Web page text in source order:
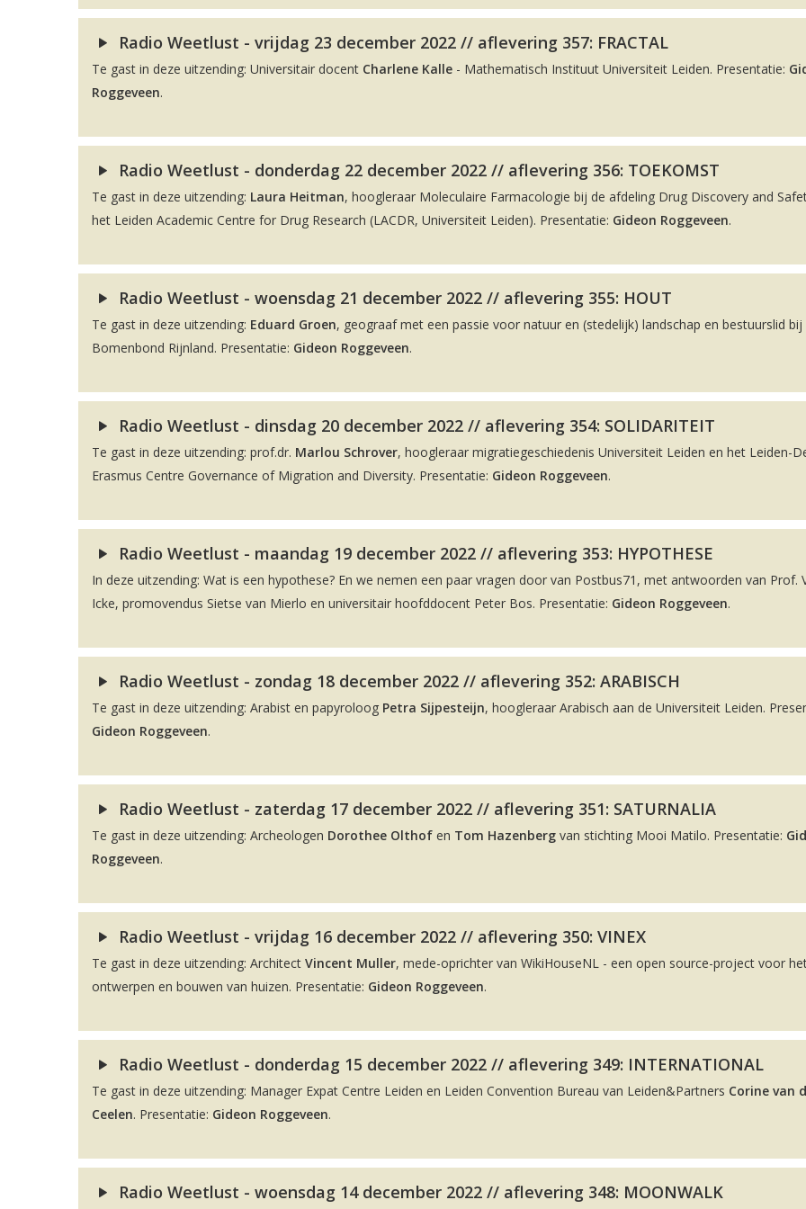
Radio Weetlust - vrijdag 23 december 2022 // aflevering 357: FRACTAL
Te gast in deze uitzending: Universitair docent Charlene Kalle - Mathematisch Instituut Universiteit Leiden. Presentatie:
Roggeveen.
Radio Weetlust - donderdag 22 december 2022 // aflevering 356: TOEKOMST
Te gast in deze uitzending: Laura Heitman, hoogleraar Moleculaire Farmacologie bij de afdeling Drug Discovery and
het Leiden Academic Centre for Drug Research (LACDR, Universiteit Leiden). Presentatie: Gideon Roggeveen.
Radio Weetlust - woensdag 21 december 2022 // aflevering 355: HOUT
Te gast in deze uitzending: Eduard Groen, geograaf met een passie voor natuur en (stedelijk) landschap en bestuurslid bij
Bomenbond Rijnland. Presentatie: Gideon Roggeveen.
Radio Weetlust - dinsdag 20 december 2022 // aflevering 354: SOLIDARITEIT
Te gast in deze uitzending: prof.dr. Marlou Schrover, hoogleraar migratiegeschiedenis Universiteit Leiden en het Leiden-
Erasmus Centre Governance of Migration and Diversity. Presentatie: Gideon Roggeveen.
Radio Weetlust - maandag 19 december 2022 // aflevering 353: HYPOTHESE
In deze uitzending: Wat is een hypothese? En we nemen een paar vragen door van Postbus71, met antwoorden van Prof.
Icke, promovendus Sietse van Mierlo en universitair hoofddocent Peter Bos. Presentatie: Gideon Roggeveen.
Radio Weetlust - zondag 18 december 2022 // aflevering 352: ARABISCH
Te gast in deze uitzending: Arabist en papyroloog Petra Sijpesteijn, hoogleraar Arabisch aan de Universiteit Leiden.
Gideon Roggeveen.
Radio Weetlust - zaterdag 17 december 2022 // aflevering 351: SATURNALIA
Te gast in deze uitzending: Archeologen Dorothee Olthof en Tom Hazenberg van stichting Mooi Matilo. Presentatie:
Roggeveen.
Radio Weetlust - vrijdag 16 december 2022 // aflevering 350: VINEX
Te gast in deze uitzending: Architect Vincent Muller, mede-oprichter van WikiHouseNL - een open source-project voor
ontwerpen en bouwen van huizen. Presentatie: Gideon Roggeveen.
Radio Weetlust - donderdag 15 december 2022 // aflevering 349: INTERNATIONAL
Te gast in deze uitzending: Manager Expat Centre Leiden en Leiden Convention Bureau van Leiden&Partners Corine van
Ceelen. Presentatie: Gideon Roggeveen.
Radio Weetlust - woensdag 14 december 2022 // aflevering 348: MOONWALK